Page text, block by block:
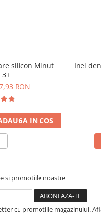
silicon Minut
3+
RON
IN COS
Inel
si promotiile noastre
cu promotiile magazinului.